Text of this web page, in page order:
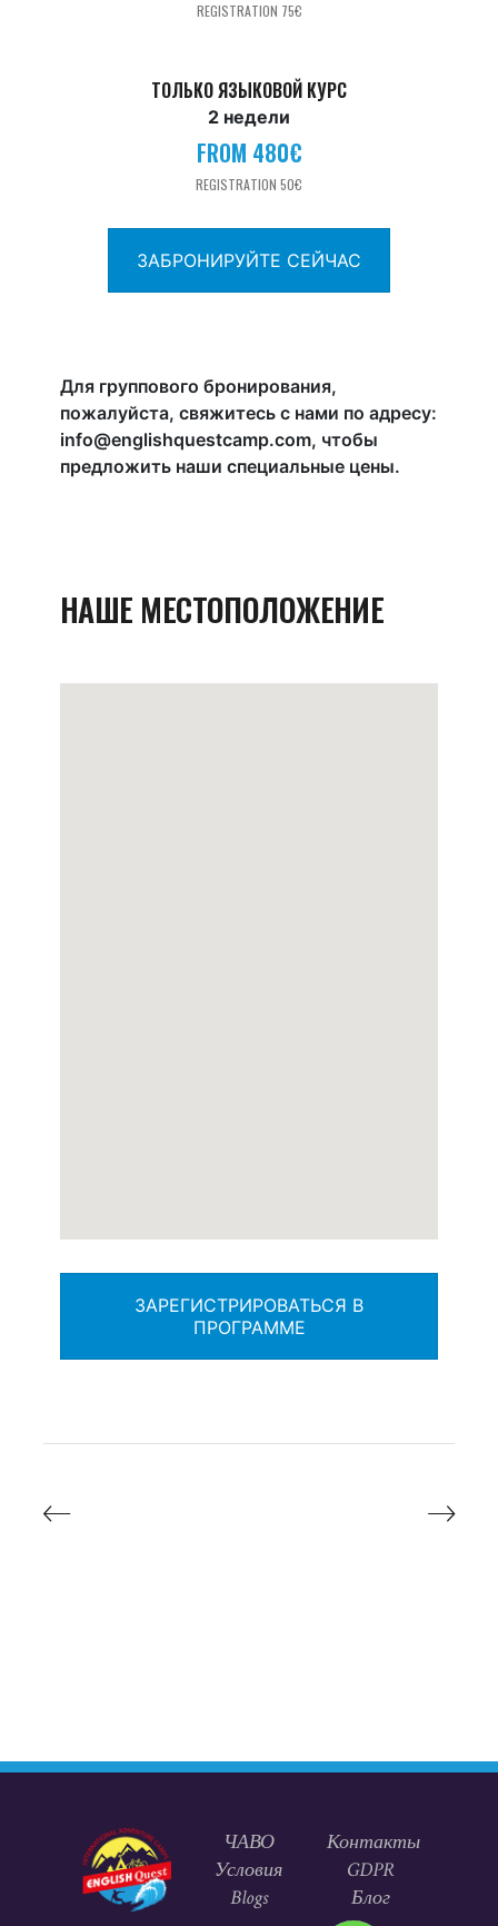
REGISTRATION 75€
ТОЛЬКО ЯЗЫКОВОЙ КУРС
2 недели
FROM 480€
REGISTRATION 50€
ЗАБРОНИРУЙТЕ СЕЙЧАС
Для группового бронирования,
пожалуйста, свяжитесь с нами по адресу:
info@englishquestcamp.com, чтобы
предложить наши специальные цены.
НАШЕ МЕСТОПОЛОЖЕНИЕ
ЗАРЕГИСТРИРОВАТЬСЯ В
ПРОГРАММЕ
ЧАВО
Условия
Blogs
Контакты
GDPR
Блог